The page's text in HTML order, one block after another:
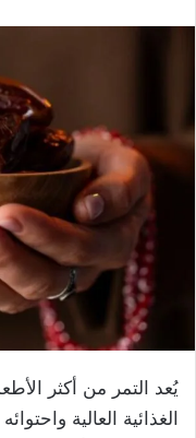
يُعد التمر من أكثر
الغذائية العالية